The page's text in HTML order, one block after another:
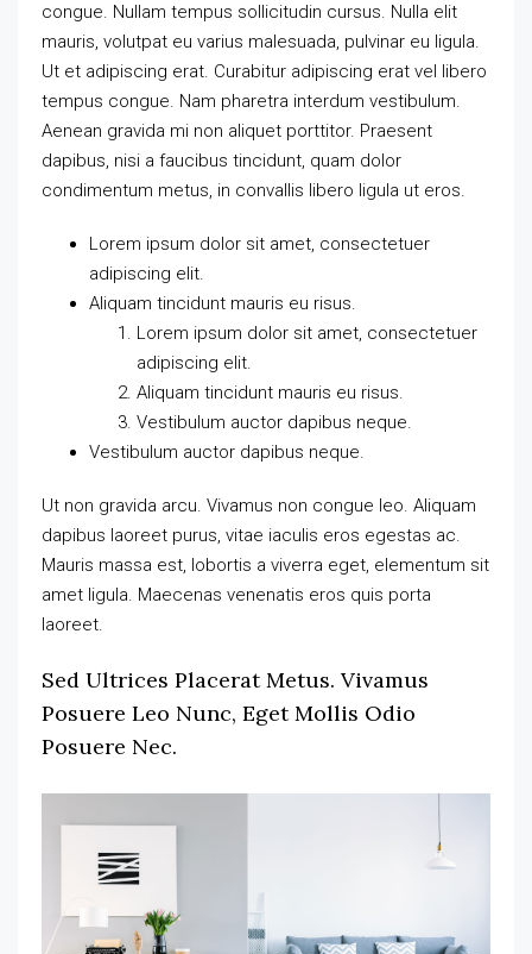
congue. Nullam tempus sollicitudin cursus. Nulla elit
mauris, volutpat eu varius malesuada, pulvinar eu ligula.
Ut et adipiscing erat. Curabitur adipiscing erat vel libero
tempus congue. Nam pharetra interdum vestibulum.
Aenean gravida mi non aliquet porttitor. Praesent
dapibus, nisi a faucibus tincidunt, quam dolor
condimentum metus, in convallis libero ligula ut eros.
Lorem ipsum dolor sit amet, consectetuer
adipiscing elit.
Aliquam tincidunt mauris eu risus.
Lorem ipsum dolor sit amet, consectetuer
adipiscing elit.
Aliquam tincidunt mauris eu risus.
Vestibulum auctor dapibus neque.
Vestibulum auctor dapibus neque.
Ut non gravida arcu. Vivamus non congue leo. Aliquam
dapibus laoreet purus, vitae iaculis eros egestas ac.
Mauris massa est, lobortis a viverra eget, elementum sit
amet ligula. Maecenas venenatis eros quis porta
laoreet.
Sed Ultrices Placerat Metus. Vivamus
Posuere Leo Nunc, Eget Mollis Odio
Posuere Nec.